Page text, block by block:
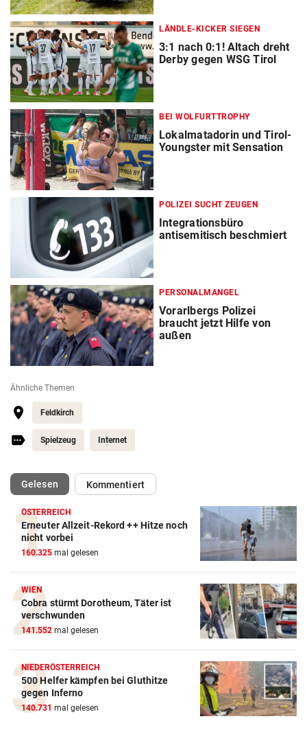
LÄNDLE-KICKER SIEGEN
3:1 nach 0:1! Altach dreht
Derby gegen WSG Tirol
BEI WOLFURTTROPHY
Lokalmatadorin und Tirol-
Youngster mit Sensation
POLIZEI SUCHT ZEUGEN
Integrationsbüro
antisemitisch beschmiert
PERSONALMANGEL
Vorarlbergs Polizei
braucht jetzt Hilfe von
außen
Ähnliche Themen
Feldkirch
Spielzeug Internet
Gelesen(ausgewählt)Kommentiert
ÖSTERREICH
Erneuter Allzeit-Rekord ++ Hitze noch
nicht vorbei
160.325 mal gelesen
WIEN
Cobra stürmt Dorotheum, Täter ist
verschwunden
141.552 mal gelesen
NIEDERÖSTERREICH
500 Helfer kämpfen bei Gluthitze
gegen Inferno
140.731 mal gelesen